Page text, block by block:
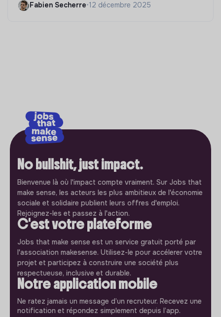
Fabien Secherre•12 décembre 2025
No bullshit, just impact.
Bienvenue là où l'impact compte vraiment. Sur Jobs that
make sense, les acteurs les plus ambitieux de l'économie
sociale et solidaire publient leurs offres d'emploi.
Rejoignez-les et passez à l'action.
C'est votre plateforme
Jobs that make sense est un service gratuit porté par
l'association makesense. Utilisez-le pour accélerer votre
projet et participez à construire une société plus
respectueuse, inclusive et durable.
Notre application mobile
Ne ratez jamais un message d’un recruteur. Recevez une
notification et répondez simplement depuis l’app.